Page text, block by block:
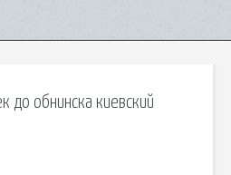
до обнинска киевский